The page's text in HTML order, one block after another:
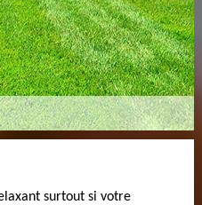
surtout si votre